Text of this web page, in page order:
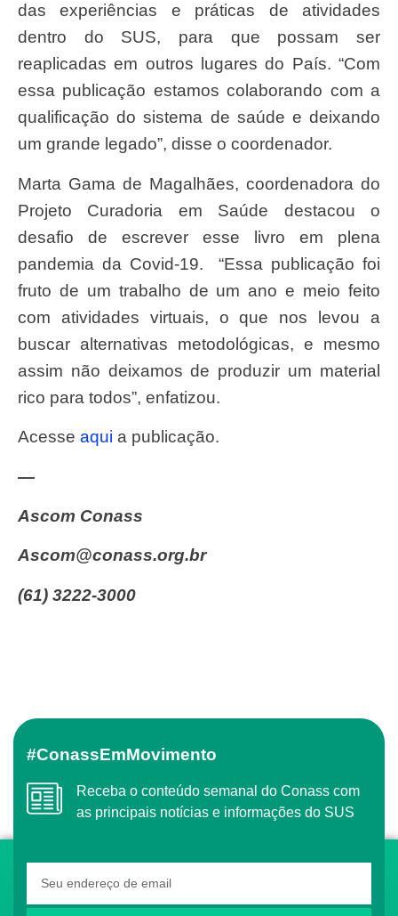
das experiências e práticas de atividades
dentro do SUS, para que possam ser
reaplicadas em outros lugares do País. “Com
essa publicação estamos colaborando com a
qualificação do sistema de saúde e deixando
um grande legado”, disse o coordenador.
Marta Gama de Magalhães, coordenadora do
Projeto Curadoria em Saúde destacou o
desafio de escrever esse livro em plena
pandemia da Covid-19. “Essa publicação foi
fruto de um trabalho de um ano e meio feito
com atividades virtuais, o que nos levou a
buscar alternativas metodológicas, e mesmo
assim não deixamos de produzir um material
rico para todos”, enfatizou.
Acesse aqui a publicação.
—
Ascom Conass
ascom@conass.org.br
(61) 3222-3000
#ConassEmMovimento
Receba o conteúdo semanal do Conass com
as principais notícias e informações do SUS